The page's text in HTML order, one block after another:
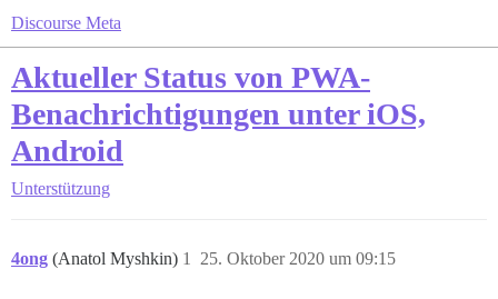
Discourse Meta
Aktueller Status von PWA-
Benachrichtigungen unter iOS,
Android
Unterstützung
4ong (Anatol Myshkin) 25. Oktober 2020 um 09:15
1